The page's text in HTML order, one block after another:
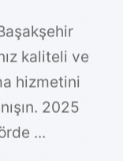
kaliteli ve
hizmetini
2025
...